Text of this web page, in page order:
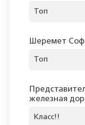
Топ
Шеремет
Топ
железная
Класс!!